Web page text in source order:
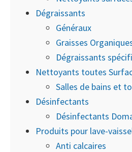
Dégraissants
Généraux
Graisses
Dégraissants
Nettoyants toutes
Salles de bains et
Désinfectants
Désinfectants
Produits pour lave-
Anti calcaires